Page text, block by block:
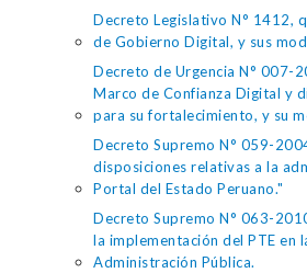
Decreto Legislativo N° 1412,
de Gobierno Digital, y sus
Decreto de Urgencia N° 007-
Marco de Confianza Digital y
para su fortalecimiento, y su
Decreto Supremo N° 059-
disposiciones relativas a la
Portal del Estado Peruano."
Decreto Supremo N° 063-
la implementación del PTE en
Administración Pública.